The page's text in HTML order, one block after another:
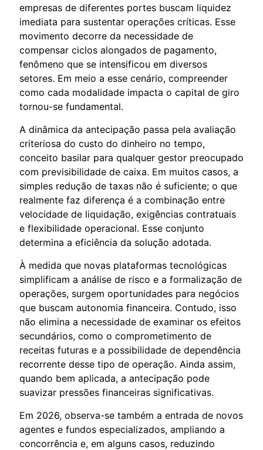
empresas de diferentes portes buscam liquidez
imediata para sustentar operações críticas. Esse
movimento decorre da necessidade de
compensar ciclos alongados de pagamento,
fenômeno que se intensificou em diversos
setores. Em meio a esse cenário, compreender
como cada modalidade impacta o capital de giro
tornou-se fundamental.
A dinâmica da antecipação passa pela avaliação
criteriosa do custo do dinheiro no tempo,
conceito basilar para qualquer gestor preocupado
com previsibilidade de caixa. Em muitos casos, a
simples redução de taxas não é suficiente; o que
realmente faz diferença é a combinação entre
velocidade de liquidação, exigências contratuais
e flexibilidade operacional. Esse conjunto
determina a eficiência da solução adotada.
À medida que novas plataformas tecnológicas
simplificam a análise de risco e a formalização de
operações, surgem oportunidades para negócios
que buscam autonomia financeira. Contudo, isso
não elimina a necessidade de examinar os efeitos
secundários, como o comprometimento de
receitas futuras e a possibilidade de dependência
recorrente desse tipo de operação. Ainda assim,
quando bem aplicada, a antecipação pode
suavizar pressões financeiras significativas.
Em 2026, observa-se também a entrada de novos
agentes e fundos especializados, ampliando a
concorrência e, em alguns casos, reduzindo